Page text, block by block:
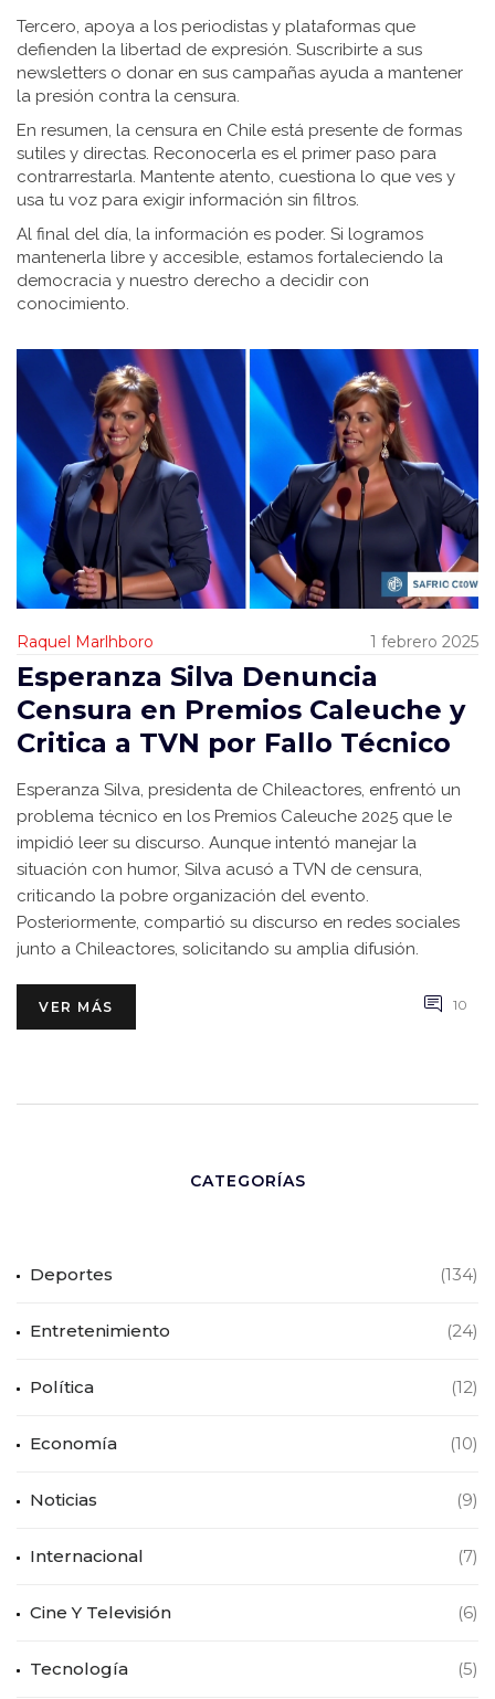
Tercero, apoya a los periodistas y plataformas que
defienden la libertad de expresión. Suscribirte a sus
newsletters o donar en sus campañas ayuda a mantener
la presión contra la censura.
En resumen, la censura en Chile está presente de formas
sutiles y directas. Reconocerla es el primer paso para
contrarrestarla. Mantente atento, cuestiona lo que ves y
usa tu voz para exigir información sin filtros.
Al final del día, la información es poder. Si logramos
mantenerla libre y accesible, estamos fortaleciendo la
democracia y nuestro derecho a decidir con
conocimiento.
Raquel Marlhboro 1 febrero 2025
Esperanza Silva Denuncia
Censura en Premios Caleuche y
Critica a TVN por Fallo Técnico
Esperanza Silva, presidenta de Chileactores, enfrentó un
problema técnico en los Premios Caleuche 2025 que le
impidió leer su discurso. Aunque intentó manejar la
situación con humor, Silva acusó a TVN de censura,
criticando la pobre organización del evento.
Posteriormente, compartió su discurso en redes sociales
junto a Chileactores, solicitando su amplia difusión.
VER MÁS 10
CATEGORÍAS
Deportes (134)
Entretenimiento (24)
Política (12)
Economía (10)
Noticias (9)
Internacional (7)
Cine Y Televisión (6)
Tecnología (5)